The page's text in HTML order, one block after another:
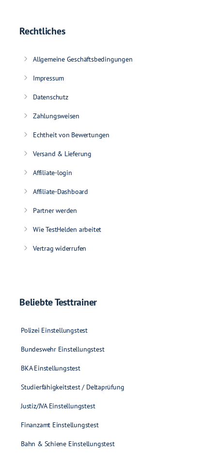
Rechtliches
Allgemeine Geschäftsbedingungen
Impressum
Datenschutz
Zahlungsweisen
Echtheit von Bewertungen
Versand & Lieferung
Affiliate-login
Affiliate-Dashboard
Partner werden
Wie TestHelden arbeitet
Vertrag widerrufen
Beliebte Testtrainer
Polizei Einstellungstest
Bundeswehr Einstellungstest
BKA Einstellungstest
Studierfähigkeitstest / Deltaprüfung
Justiz/JVA Einstellungstest
Finanzamt Einstellungstest
Bahn & Schiene Einstellungstest